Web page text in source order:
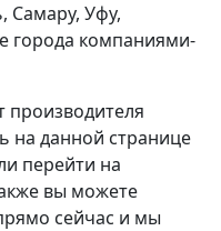
Самару, Уфу,
города компаниями-
производителя
на данной странице
перейти на
вы можете
сейчас и мы